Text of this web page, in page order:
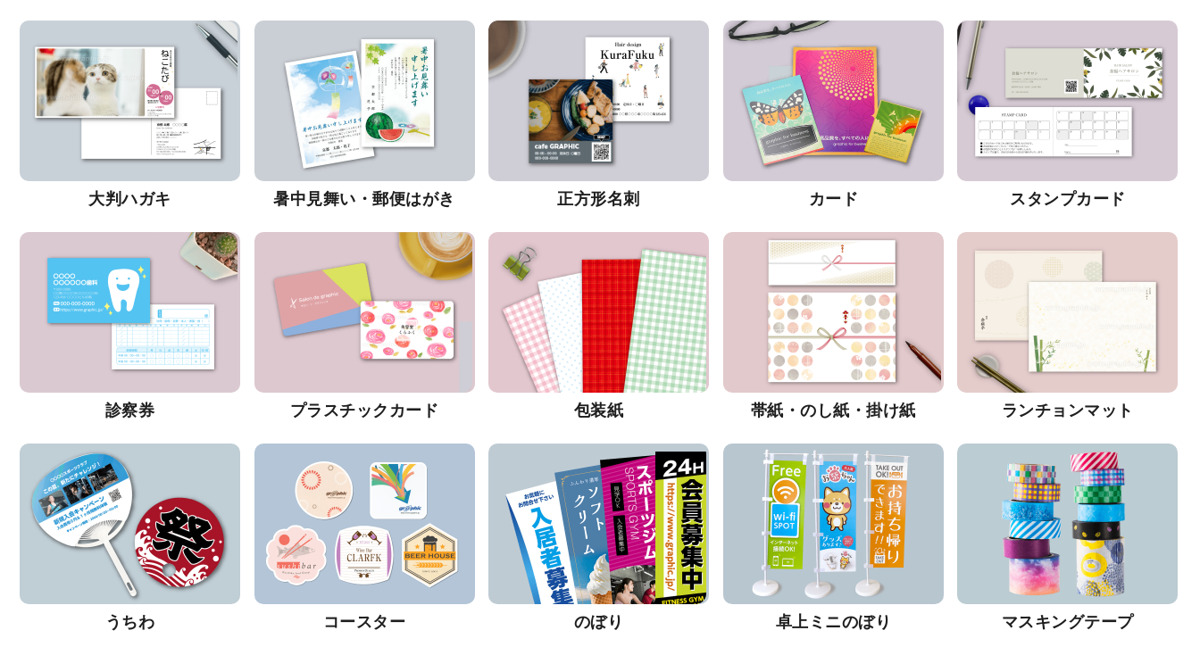
大判ハガキ 暑中見舞い・郵便はがき 正方形名刺 カード スタンプカード
診察券 プラスチックカード 包装紙 帯紙・のし紙・掛け紙 ランチョンマット
うちわ コースター のぼり 卓上ミニのぼり マスキングテープ